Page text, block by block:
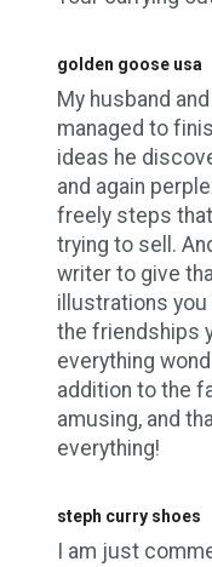
golden goose usa
My husband
managed to
ideas he
and again
freely steps
trying to sell.
writer to give
illustrations you
the friendships
everything
addition to the
amusing, and
everything!
steph curry shoes
I am just